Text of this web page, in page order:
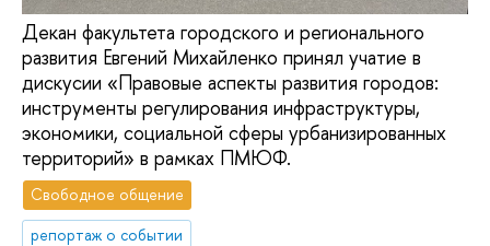
Декан факультета городского и регионального
развития Евгений Михайленко принял учатие в
дискусии «Правовые аспекты развития городов:
инструменты регулирования инфраструктуры,
экономики, социальной сферы урбанизированных
территорий» в рамках ПМЮФ.
Свободное общение
репортаж о событии